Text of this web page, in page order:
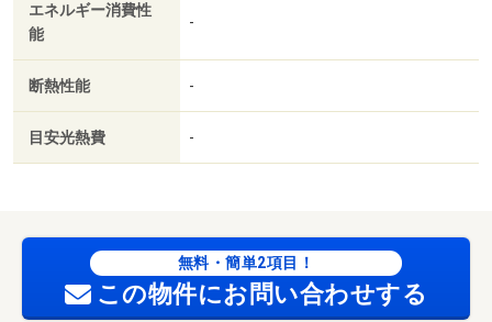
エネルギー消費性
能
-
断熱性能 -
目安光熱費 -
無料・簡単2項目！
この物件にお問い合わせする